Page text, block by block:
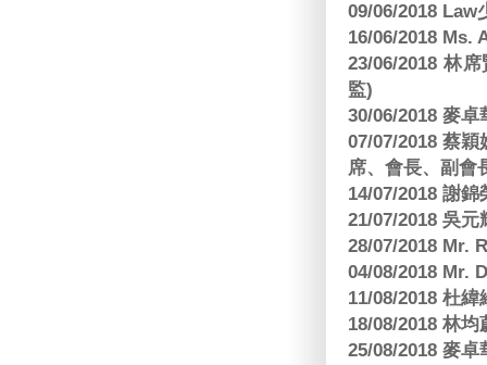
09/06/2018 Law
16/06/2018 Ms.
23/06/2018 林
監)
30/06/2018 麥
07/07/2018 蔡
席、會長、副會
14/07/2018 謝
21/07/2018 吳元
28/07/2018 Mr.
04/08/2018 Mr.
11/08/2018 杜
18/08/2018 林
25/08/2018 麥